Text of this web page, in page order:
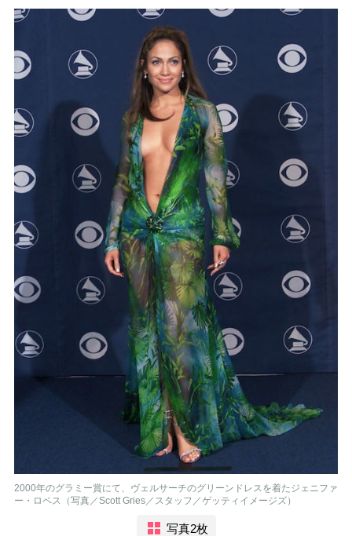
2000年のグラミー賞にて、ヴェルサーチのグリーンドレスを着たジェニファ
ー・ロペス（写真／Scott Gries／スタッフ／ゲッティイメージズ）
写真2枚